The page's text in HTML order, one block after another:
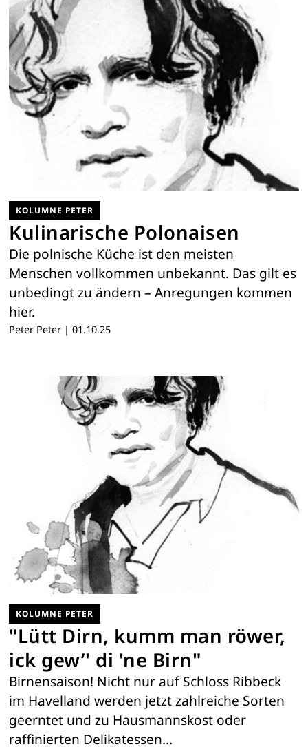
KOLUMNE PETER
Kulinarische Polonaisen
Die polnische Küche ist den meisten
Menschen vollkommen unbekannt. Das gilt es
unbedingt zu ändern – Anregungen kommen
hier.
Peter Peter | 01.10.25
KOLUMNE PETER
"Lütt Dirn, kumm man röwer,
ick gew’' di 'ne Birn"
Birnensaison! Nicht nur auf Schloss Ribbeck
im Havelland werden jetzt zahlreiche Sorten
geerntet und zu Hausmannskost oder
raffinierten Delikatessen…